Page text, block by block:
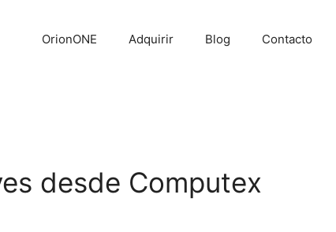
OrionONE Adquirir Blog Contacto
desde Computex